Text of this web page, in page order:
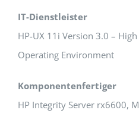
IT-Dienstleister
HP-UX 11i Version 3.0 –
Operating Environment
Komponentenfertiger
HP Integrity Server rx6600,